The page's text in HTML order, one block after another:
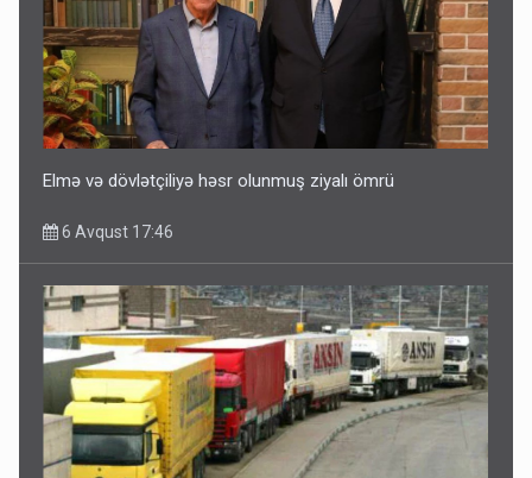
Elmə və dövlətçiliyə həsr olunmuş ziyalı ömrü
6 Avqust 17:46